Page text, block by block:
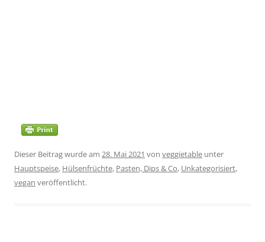
Dieser Beitrag wurde am 28. Mai 2021 von veggietable unter
Hauptspeise, Hülsenfrüchte, Pasten, Dips & Co, Unkategorisiert,
vegan veröffentlicht.